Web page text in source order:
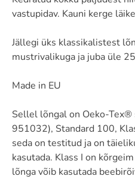
vastupidav. Kauni kerge
Jällegi üks klassikalistest
mustrivalikuga ja juba üle
Made in EU
Sellel lõngal on Oeko-
951032), Standard 100,
seda on testitud ja on
kasutada. Klass I on
lõnga võib kasutada